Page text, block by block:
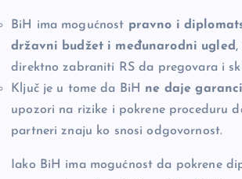
BiH ima mogućnost pravno i
državni budžet i međunarodni ugled ,
direktno zabraniti RS da pregovara i
Ključ je u tome da BiH ne daje
upozori na rizike i pokrene proceduru
partneri znaju ko snosi odgovornost.
Iako BiH ima mogućnost da pokrene